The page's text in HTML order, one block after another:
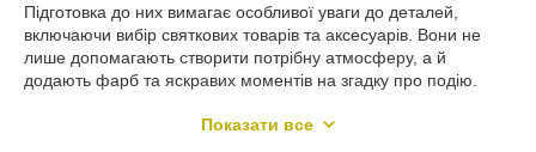
Підготовка до них вимагає особливої ​​уваги до деталей,
включаючи вибір святкових товарів та аксесуарів. Вони не
лише допомагають створити потрібну атмосферу, а й
додають фарб та яскравих моментів на згадку про подію.
кулі, гірлянди, свічки та стільниці зі святковим візерунком,
Показати все